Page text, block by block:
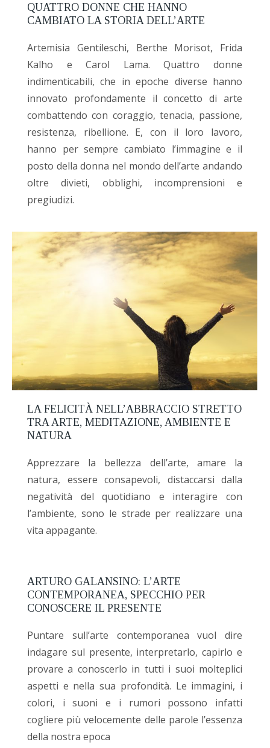
QUATTRO DONNE CHE HANNO
CAMBIATO LA STORIA DELL’ARTE
Artemisia Gentileschi, Berthe Morisot, Frida
Kalho e Carol Lama. Quattro donne
indimenticabili, che in epoche diverse hanno
innovato profondamente il concetto di arte
combattendo con coraggio, tenacia, passione,
resistenza, ribellione. E, con il loro lavoro,
hanno per sempre cambiato l’immagine e il
posto della donna nel mondo dell’arte andando
oltre divieti, obblighi, incomprensioni e
pregiudizi.
LA FELICITÀ NELL’ABBRACCIO STRETTO
TRA ARTE, MEDITAZIONE, AMBIENTE E
NATURA
Apprezzare la bellezza dell’arte, amare la
natura, essere consapevoli, distaccarsi dalla
negatività del quotidiano e interagire con
l’ambiente, sono le strade per realizzare una
vita appagante.
ARTURO GALANSINO: L’ARTE
CONTEMPORANEA, SPECCHIO PER
CONOSCERE IL PRESENTE
Puntare sull’arte contemporanea vuol dire
indagare sul presente, interpretarlo, capirlo e
provare a conoscerlo in tutti i suoi molteplici
aspetti e nella sua profondità. Le immagini, i
colori, i suoni e i rumori possono infatti
cogliere più velocemente delle parole l’essenza
della nostra epoca